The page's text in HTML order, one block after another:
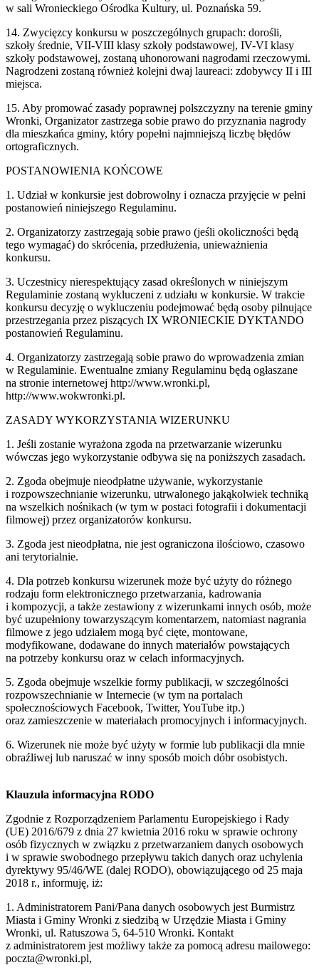
w sali Wronieckiego Ośrodka Kultury, ul. Poznańska 59.
14. Zwycięzcy konkursu w poszczególnych grupach: dorośli,
szkoły średnie, VII-VIII klasy szkoły podstawowej, IV-VI klasy
szkoły podstawowej, zostaną uhonorowani nagrodami rzeczowymi.
Nagrodzeni zostaną również kolejni dwaj laureaci: zdobywcy II i III
miejsca.
15. Aby promować zasady poprawnej polszczyzny na terenie gminy
Wronki, Organizator zastrzega sobie prawo do przyznania nagrody
dla mieszkańca gminy, który popełni najmniejszą liczbę błędów
ortograficznych.
POSTANOWIENIA KOŃCOWE
1. Udział w konkursie jest dobrowolny i oznacza przyjęcie w pełni
postanowień niniejszego Regulaminu.
2. Organizatorzy zastrzegają sobie prawo (jeśli okoliczności będą
tego wymagać) do skrócenia, przedłużenia, unieważnienia
konkursu.
3. Uczestnicy nierespektujący zasad określonych w niniejszym
Regulaminie zostaną wykluczeni z udziału w konkursie. W trakcie
konkursu decyzję o wykluczeniu podejmować będą osoby pilnujące
przestrzegania przez piszących IX WRONIECKIE DYKTANDO
postanowień Regulaminu.
4. Organizatorzy zastrzegają sobie prawo do wprowadzenia zmian
w Regulaminie. Ewentualne zmiany Regulaminu będą ogłaszane
na stronie internetowej http://www.wronki.pl, ​
http://www.wokwronki.pl​.
ZASADY WYKORZYSTANIA WIZERUNKU
1. Jeśli zostanie wyrażona zgoda na przetwarzanie wizerunku
wówczas jego wykorzystanie odbywa się na poniższych zasadach.
2. Zgoda obejmuje nieodpłatne używanie, wykorzystanie
i rozpowszechnianie wizerunku, utrwalonego jakąkolwiek techniką
na wszelkich nośnikach (w tym w postaci fotografii i dokumentacji
filmowej) przez organizatorów konkursu.
3. Zgoda jest nieodpłatna, nie jest ograniczona ilościowo, czasowo
ani terytorialnie.
4. Dla potrzeb konkursu wizerunek może być użyty do różnego
rodzaju form elektronicznego przetwarzania, kadrowania
i kompozycji, a także zestawiony z wizerunkami innych osób, może
być uzupełniony towarzyszącym komentarzem, natomiast nagrania
filmowe z jego udziałem mogą być cięte, montowane,
modyfikowane, dodawane do innych materiałów powstających
na potrzeby konkursu oraz w celach informacyjnych.
5. Zgoda obejmuje wszelkie formy publikacji, w szczególności
rozpowszechnianie w Internecie (w tym na portalach
społecznościowych Facebook, Twitter, YouTube itp.)
oraz zamieszczenie w materiałach promocyjnych i informacyjnych.
6. Wizerunek nie może być użyty w formie lub publikacji dla mnie
obraźliwej lub naruszać w inny sposób moich dóbr osobistych.
Klauzula informacyjna RODO
Zgodnie z Rozporządzeniem Parlamentu Europejskiego i Rady
(UE) 2016/679 z dnia 27 kwietnia 2016 roku w sprawie ochrony
osób fizycznych w związku z przetwarzaniem danych osobowych
i w sprawie swobodnego przepływu takich danych oraz uchylenia
dyrektywy 95/46/WE (dalej RODO), obowiązującego od 25 maja
2018 r., informuję, iż:
1. Administratorem Pani/Pana danych osobowych jest Burmistrz
Miasta i Gminy Wronki z siedzibą w Urzędzie Miasta i Gminy
Wronki, ul. Ratuszowa 5, 64-510 Wronki. Kontakt
z administratorem jest możliwy także za pomocą adresu mailowego:
poczta@wronki.pl,